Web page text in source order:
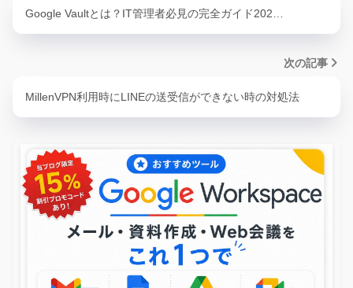
Google Vaultとは？IT管理者必見の完全ガイド202…
次の記事
MillenVPN利用時にLINEの送受信ができない時の対処法